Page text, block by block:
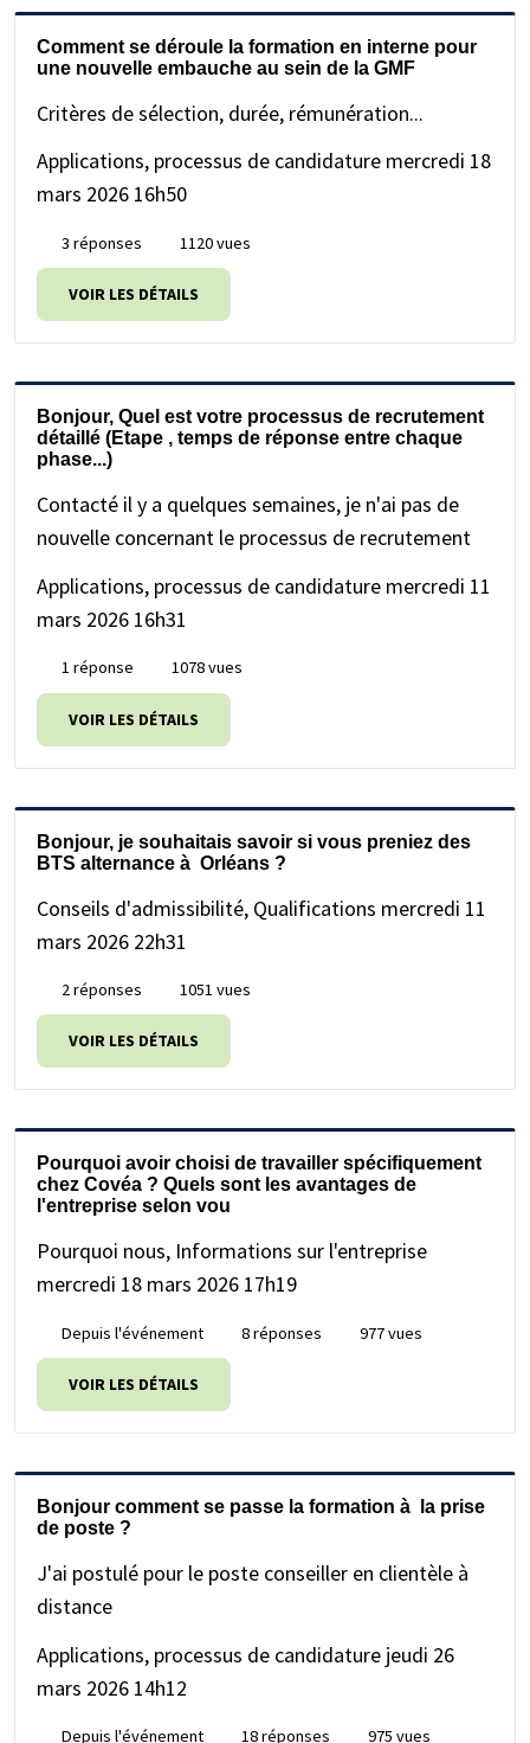
Comment se déroule la formation en interne pour
une nouvelle embauche au sein de la GMF
Critères de sélection, durée, rémunération...
Applications, processus de candidature mercredi 18
mars 2026 16h50
3 réponses 1120 vues
VOIR LES DÉTAILS
Bonjour, Quel est votre processus de recrutement
détaillé (Etape , temps de réponse entre chaque
phase...)
Contacté il y a quelques semaines, je n'ai pas de
nouvelle concernant le processus de recrutement
Applications, processus de candidature mercredi 11
mars 2026 16h31
1 réponse 1078 vues
VOIR LES DÉTAILS
Bonjour, je souhaitais savoir si vous preniez des
BTS alternance à Orléans ?
Conseils d'admissibilité, Qualifications mercredi 11
mars 2026 22h31
2 réponses 1051 vues
VOIR LES DÉTAILS
Pourquoi avoir choisi de travailler spécifiquement
chez Covéa ? Quels sont les avantages de
l'entreprise selon vou
Pourquoi nous, Informations sur l'entreprise
mercredi 18 mars 2026 17h19
Depuis l'événement 8 réponses 977 vues
VOIR LES DÉTAILS
Bonjour comment se passe la formation à la prise
de poste ?
J'ai postulé pour le poste conseiller en clientèle à
distance
Applications, processus de candidature jeudi 26
mars 2026 14h12
Depuis l'événement 18 réponses 975 vues